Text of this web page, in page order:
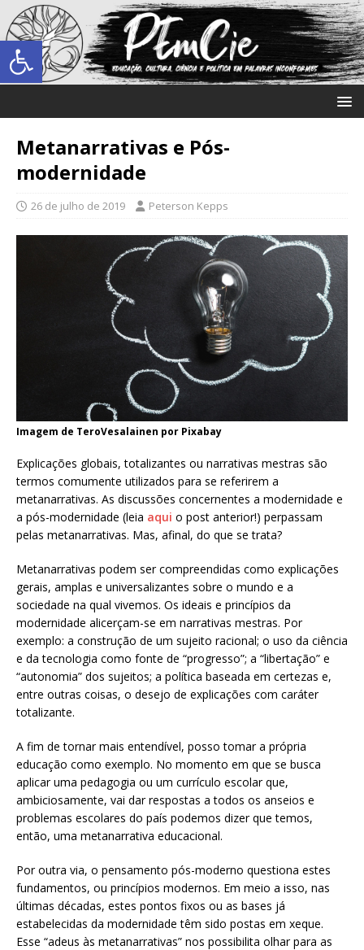
Abrir a barra de ferramentas
Metanarrativas e Pós-
modernidade
26 de julho de 2019 Peterson Kepps
Imagem de TeroVesalainen por Pixabay
Explicações globais, totalizantes ou narrativas mestras são
termos comumente utilizados para se referirem a
metanarrativas. As discussões concernentes a modernidade e
a pós-modernidade (leia aqui o post anterior!) perpassam
pelas metanarrativas. Mas, afinal, do que se trata?
Metanarrativas podem ser compreendidas como explicações
gerais, amplas e universalizantes sobre o mundo e a
sociedade na qual vivemos. Os ideais e princípios da
modernidade alicerçam-se em narrativas mestras. Por
exemplo: a construção de um sujeito racional; o uso da ciência
e da tecnologia como fonte de “progresso”; a “libertação” e
“autonomia” dos sujeitos; a política baseada em certezas e,
entre outras coisas, o desejo de explicações com caráter
totalizante.
A fim de tornar mais entendível, posso tomar a própria
educação como exemplo. No momento em que se busca
aplicar uma pedagogia ou um currículo escolar que,
ambiciosamente, vai dar respostas a todos os anseios e
problemas escolares do país podemos dizer que temos,
então, uma metanarrativa educacional.
Por outra via, o pensamento pós-moderno questiona estes
fundamentos, ou princípios modernos. Em meio a isso, nas
últimas décadas, estes pontos fixos ou as bases já
estabelecidas da modernidade têm sido postas em xeque.
Esse “adeus às metanarrativas” nos possibilita olhar para as